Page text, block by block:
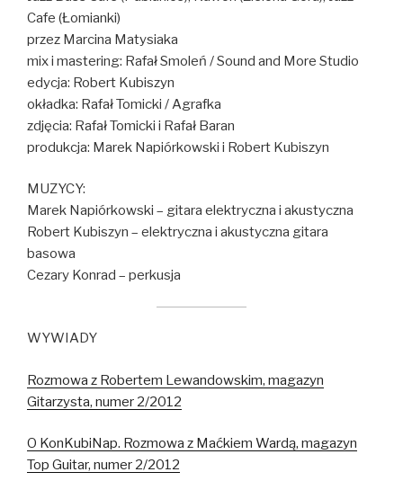
Cafe (Łomianki)
przez Marcina Matysiaka
mix i mastering: Rafał Smoleń / Sound and More Studio
edycja: Robert Kubiszyn
okładka: Rafał Tomicki / Agrafka
zdjęcia: Rafał Tomicki i Rafał Baran
produkcja: Marek Napiórkowski i Robert Kubiszyn
MUZYCY:
Marek Napiórkowski – gitara elektryczna i akustyczna
Robert Kubiszyn – elektryczna i akustyczna gitara
basowa
Cezary Konrad – perkusja
WYWIADY
Rozmowa z Robertem Lewandowskim, magazyn
Gitarzysta, numer 2/2012
O KonKubiNap. Rozmowa z Maćkiem Wardą, magazyn
Top Guitar, numer 2/2012